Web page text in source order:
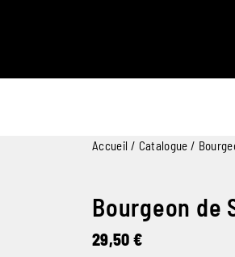
Accueil / Catalogue /
Bourgeon de
29,50 €